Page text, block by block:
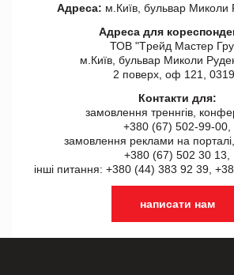
Адреса: м.Київ, бульвар Миколи
Адреса для
ТОВ "Tрейд Мастер
м.Київ, бульвар Миколи
2 поверх, оф 121,
Контакти для:
замовлення треннгів,
+380 (67) 502-99-00,
замовлення реклами на
+380 (67) 502 30 13,
інші питання: +380 (44) 383 92 39,
написати нам